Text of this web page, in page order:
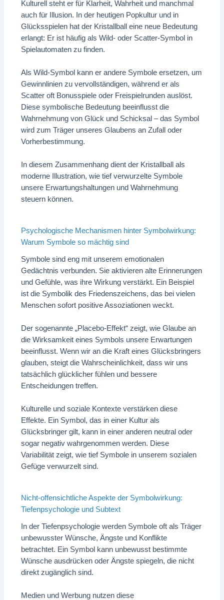
Kulturell steht er für Klarheit, Wahrheit und manchmal
auch für Illusion. In der heutigen Popkultur und in
Glücksspielen hat der Kristallball eine neue Bedeutung
erlangt: Er ist häufig als Wild- oder Scatter-Symbol in
Spielautomaten zu finden.
Als Wild-Symbol kann er andere Symbole ersetzen, um
Gewinnlinien zu vervollständigen, während er als
Scatter oft Bonusspiele oder Freispielrunden auslöst.
Diese symbolische Bedeutung beeinflusst die
Wahrnehmung von Glück und Schicksal – das Symbol
wird zum Träger unseres Glaubens an Zufall oder
Vorherbestimmung.
In diesem Zusammenhang dient der Kristallball als
moderne Illustration, wie tief verwurzelte Symbole
unsere Erwartungshaltungen und Wahrnehmung
steuern können.
Psychologische Mechanismen hinter Symbolwirkung:
Warum Symbole so mächtig sind
Symbole sind eng mit unserem emotionalen
Gedächtnis verbunden. Sie aktivieren alte Erinnerungen
und Gefühle, was ihre Wirkung verstärkt. Ein Beispiel
ist die Symbolik des Friedenszeichens, das bei vielen
Menschen sofort positive Assoziationen weckt.
Der sogenannte „Placebo-Effekt“ zeigt, wie Glaube an
die Wirksamkeit eines Symbols unsere Erwartungen
beeinflusst. Wenn wir an die Kraft eines Glücksbringers
glauben, steigt die Wahrscheinlichkeit, dass wir uns
tatsächlich glücklicher fühlen und bessere
Entscheidungen treffen.
Kulturelle und soziale Kontexte verstärken diese
Effekte. Ein Symbol, das in einer Kultur als
Glücksbringer gilt, kann in einer anderen neutral oder
sogar negativ wahrgenommen werden. Diese
Variabilität zeigt, wie tief Symbole in unserem sozialen
Gefüge verwurzelt sind.
Nicht-offensichtliche Aspekte der Symbolwirkung:
Tiefenpsychologie und Subtext
In der Tiefenpsychologie werden Symbole oft als Träger
unbewusster Wünsche, Ängste und Konflikte
betrachtet. Ein Symbol kann unbewusst bestimmte
Wünsche ausdrücken oder Ängste spiegeln, die nicht
direkt zugänglich sind.
Medien und Werbung nutzen diese